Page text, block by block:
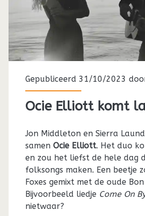
Gepubliceerd 31/10/2023
Ocie Elliott komt
Jon Middleton en Sierra
samen Ocie Elliott. Het duo
en zou het liefst de hele dag
folksongs maken. Een beetje
Foxes gemixt met de oude
Bijvoorbeeld liedje Come On
nietwaar?